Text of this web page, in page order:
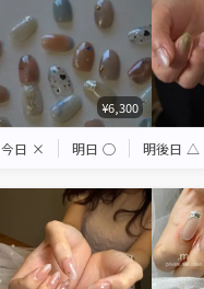
¥6,300
今日 × 明日 ◯ 明後日 △